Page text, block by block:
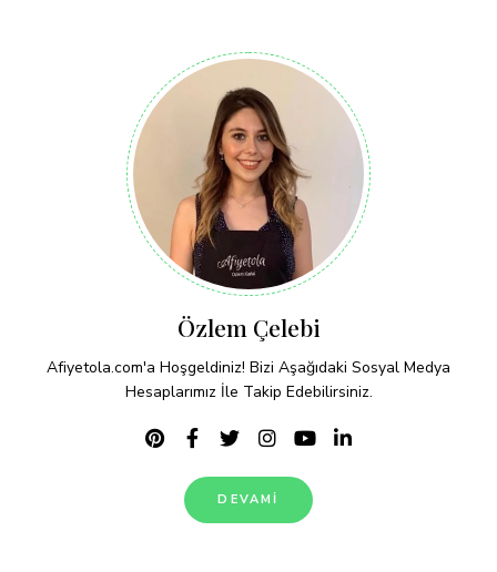
Özlem Çelebi
Afiyetola.com'a Hoşgeldiniz! Bizi Aşağıdaki Sosyal Medya
Hesaplarımız İle Takip Edebilirsiniz.
DEVAMI